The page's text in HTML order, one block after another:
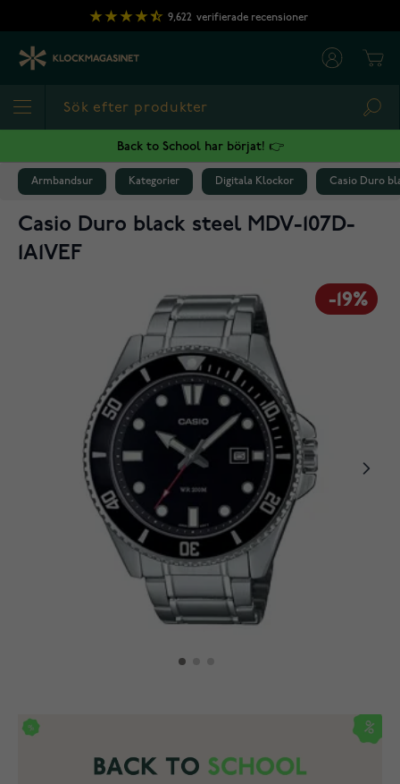
Hoppa till innehållet
9,622 verifierade recensioner
Back to School har börjat! 👉
Armbandsur Kategorier Digitala Klockor Casio Duro
Casio Duro black steel MDV-107D-
1A1VEF
-19%